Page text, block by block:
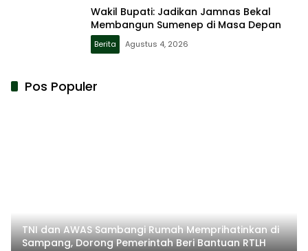
Wakil Bupati: Jadikan Jamnas Bekal
Membangun Sumenep di Masa Depan
Berita Agustus 4, 2026
Pos Populer
TNI dan AWAS Sambangi Rumah Memprihatinkan di
Sampang, Dorong Pemerintah Beri Bantuan RTLH